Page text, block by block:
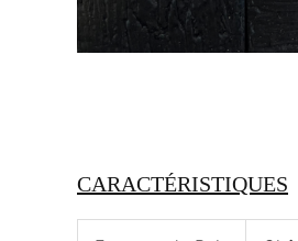
CARACTÉRISTIQUES